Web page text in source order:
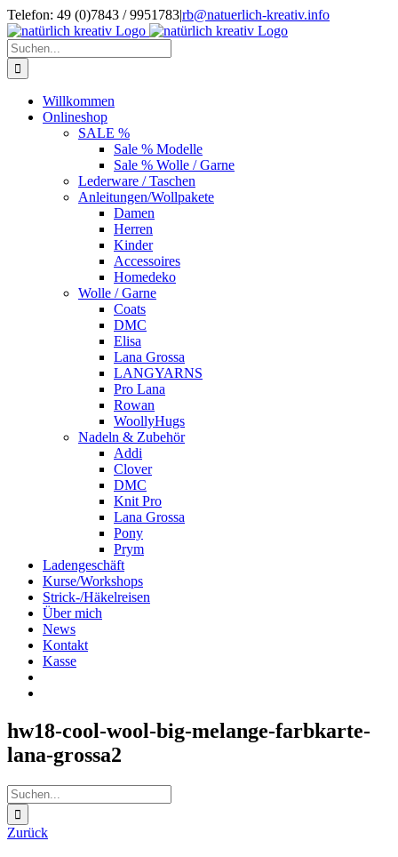
Zum
Inhalt
springen
Telefon: 49 (0)7843 / 9951783|rb@natuerlich-kreativ.info
Suche
nach:
Willkommen
Onlineshop
SALE %
Sale % Modelle
Sale % Wolle / Garne
Lederware / Taschen
Anleitungen/Wollpakete
Damen
Herren
Kinder
Accessoires
Homedeko
Wolle / Garne
Coats
DMC
Elisa
Lana Grossa
LANGYARNS
Pro Lana
Rowan
WoollyHugs
Nadeln & Zubehör
Addi
Clover
DMC
Knit Pro
Lana Grossa
Pony
Prym
Ladengeschäft
Kurse/Workshops
Strick-/Häkelreisen
Über mich
News
Kontakt
Kasse
hw18-cool-wool-big-melange-farbkarte-
lana-grossa2
Suche
nach:
Zurück